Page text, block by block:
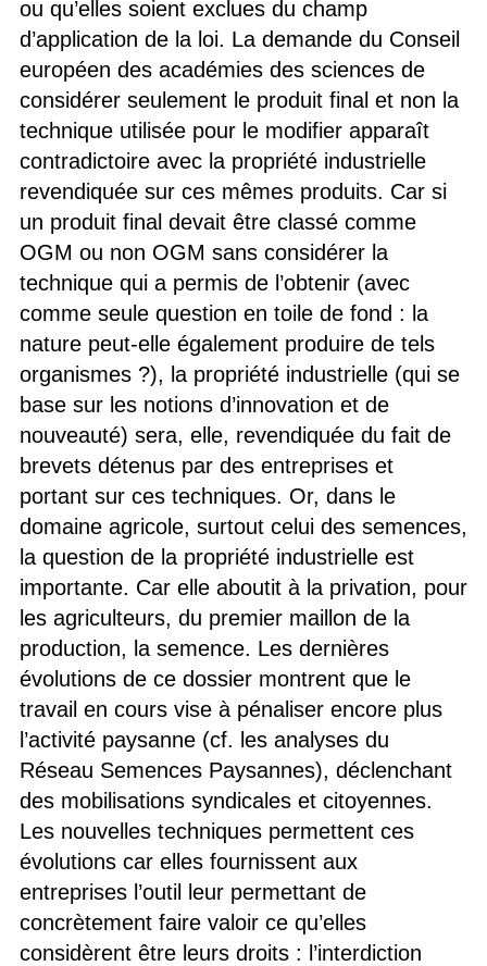
ou qu’elles soient exclues du champ
d’application de la loi. La demande du Conseil
européen des académies des sciences de
considérer seulement le produit final et non la
technique utilisée pour le modifier apparaît
contradictoire avec la propriété industrielle
revendiquée sur ces mêmes produits. Car si
un produit final devait être classé comme
OGM ou non OGM sans considérer la
technique qui a permis de l’obtenir (avec
comme seule question en toile de fond : la
nature peut-elle également produire de tels
organismes ?), la propriété industrielle (qui se
base sur les notions d’innovation et de
nouveauté) sera, elle, revendiquée du fait de
brevets détenus par des entreprises et
portant sur ces techniques. Or, dans le
domaine agricole, surtout celui des semences,
la question de la propriété industrielle est
importante. Car elle aboutit à la privation, pour
les agriculteurs, du premier maillon de la
production, la semence. Les dernières
évolutions de ce dossier montrent que le
travail en cours vise à pénaliser encore plus
l’activité paysanne (cf. les analyses du
Réseau Semences Paysannes), déclenchant
des mobilisations syndicales et citoyennes.
Les nouvelles techniques permettent ces
évolutions car elles fournissent aux
entreprises l’outil leur permettant de
concrètement faire valoir ce qu’elles
considèrent être leurs droits : l’interdiction